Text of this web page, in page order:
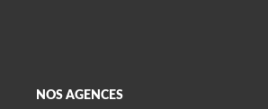
NOS AGENCES